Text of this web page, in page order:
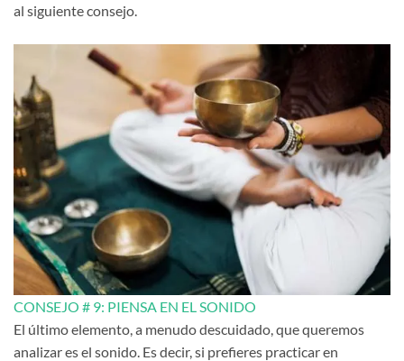
al siguiente consejo.
CONSEJO # 9: PIENSA EN EL SONIDO
El último elemento, a menudo descuidado, que queremos
analizar es el sonido. Es decir, si prefieres practicar en